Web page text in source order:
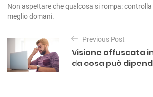
Non aspettare che qualcosa si rompa:
meglio domani.
v
i
Previous Post
Visione offuscata
da cosa può